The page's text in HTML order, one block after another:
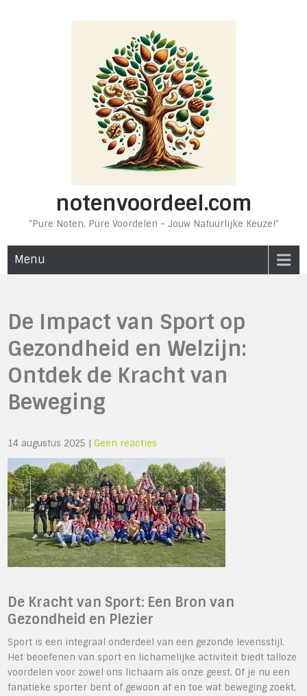
notenvoordeel.com
"Pure Noten, Pure Voordelen – Jouw Natuurlijke Keuze!"
Menu
De Impact van Sport op
Gezondheid en Welzijn:
Ontdek de Kracht van
Beweging
14 augustus 2025 |Geen reacties
De Kracht van Sport: Een Bron van
Gezondheid en Plezier
Sport is een integraal onderdeel van een gezonde levensstijl.
Het beoefenen van sport en lichamelijke activiteit biedt talloze
voordelen voor zowel ons lichaam als onze geest. Of je nu een
fanatieke sporter bent of gewoon af en toe wat beweging zoekt,